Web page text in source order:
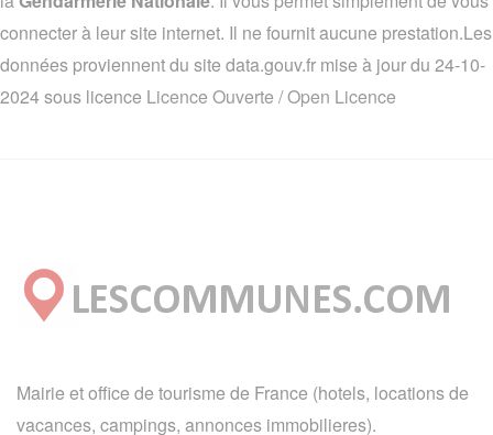
connecter à leur site internet. Il ne fournit aucune prestation.Les
données proviennent du site data.gouv.fr mise à jour du 24-10-
2024 sous licence Licence Ouverte / Open Licence
Mairie et office de tourisme de France (hotels, locations de
vacances, campings, annonces immobilieres).